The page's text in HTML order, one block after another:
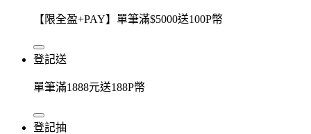
【限全盈+PAY】單筆滿$5000送100P幣
登記送
單筆滿1888元送188P幣
登記抽